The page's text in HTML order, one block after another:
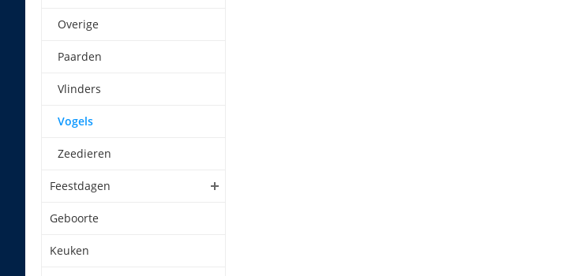
Overige
Paarden
Vlinders
Vogels
Zeedieren
Feestdagen
Geboorte
Keuken